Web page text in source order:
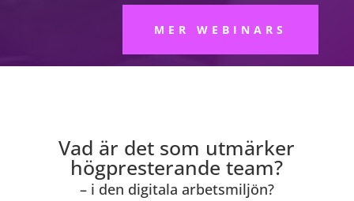
MER WEBINARS
Vad är det som utmärker
högpresterande team?
– i den digitala arbetsmiljön?